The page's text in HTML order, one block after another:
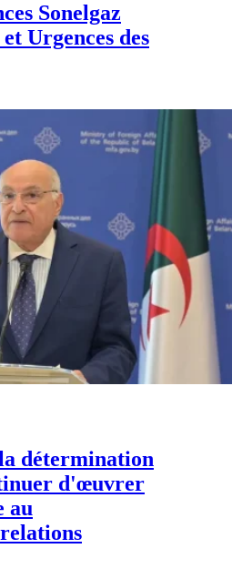
Sonelgaz
Urgences des
détermination
d'œuvrer
au